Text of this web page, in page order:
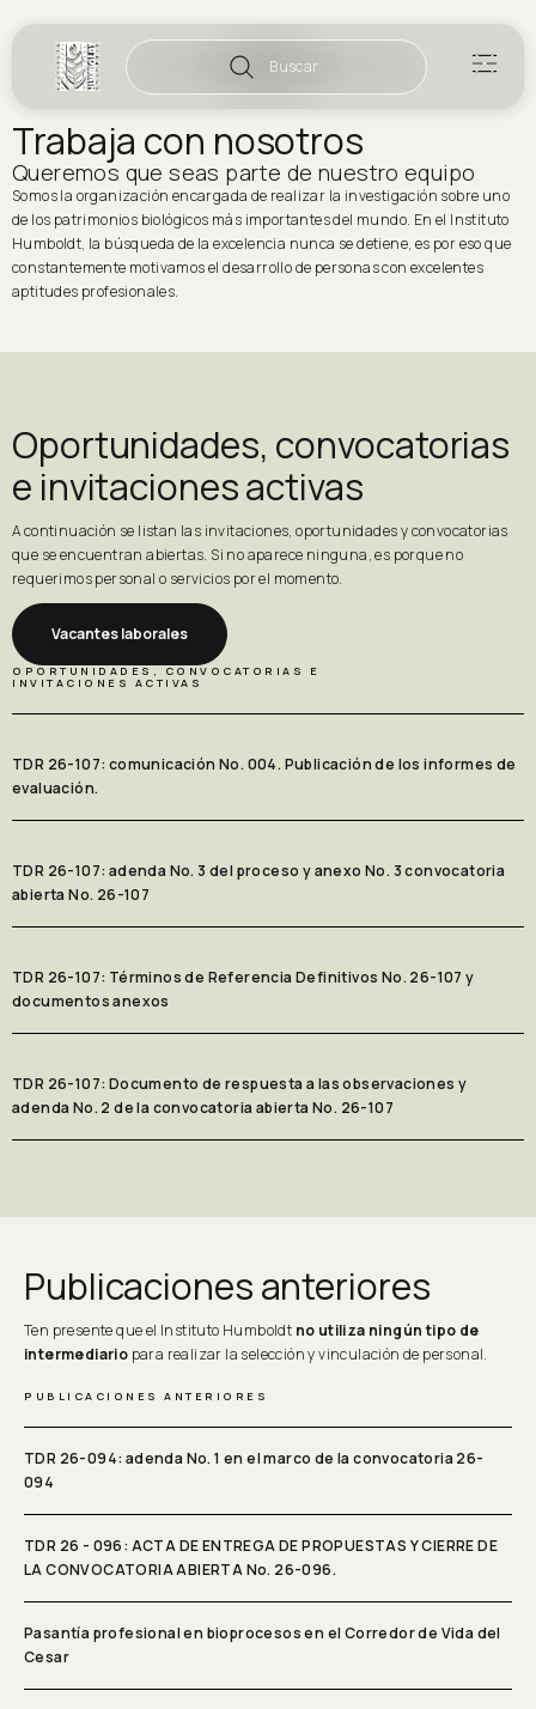
Buscar
Trabaja con nosotros
Queremos que seas parte de nuestro equipo
Somos la organización encargada de realizar la investigación sobre uno
de los patrimonios biológicos más importantes del mundo. En el Instituto
Humboldt, la búsqueda de la excelencia nunca se detiene, es por eso que
constantemente motivamos el desarrollo de personas con excelentes
aptitudes profesionales.
Oportunidades, convocatorias
e invitaciones activas
A continuación se listan las invitaciones, oportunidades y convocatorias
que se encuentran abiertas. Si no aparece ninguna, es porque no
requerimos personal o servicios por el momento.
Vacantes laborales
OPORTUNIDADES, CONVOCATORIAS E
INVITACIONES ACTIVAS
TDR 26-107: comunicación No. 004. Publicación de los informes de
evaluación.
TDR 26-107: adenda No. 3 del proceso y anexo No. 3 convocatoria
abierta No. 26-107
TDR 26-107: Términos de Referencia Definitivos No. 26-107 y
documentos anexos
TDR 26-107: Documento de respuesta a las observaciones y
adenda No. 2 de la convocatoria abierta No. 26-107
Publicaciones anteriores
Ten presente que el Instituto Humboldt no utiliza ningún tipo de
intermediario para realizar la selección y vinculación de personal.
PUBLICACIONES ANTERIORES
TDR 26-094: adenda No. 1 en el marco de la convocatoria 26-
094
TDR 26 - 096: ACTA DE ENTREGA DE PROPUESTAS Y CIERRE DE
LA CONVOCATORIA ABIERTA No. 26-096.
Pasantía profesional en bioprocesos en el Corredor de Vida del
Cesar